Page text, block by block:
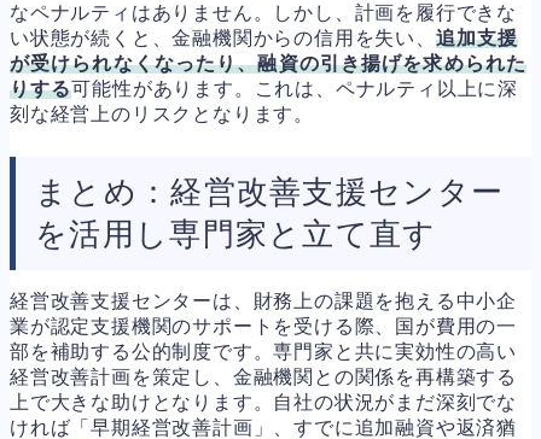
なペナルティはありません。しかし、計画を履行できな
い状態が続くと、金融機関からの信用を失い、 追加支援
が受けられなくなったり、融資の引き揚げを求められた
りする可能性があります。これは、ペナルティ以上に深
刻な経営上のリスクとなります。
まとめ：経営改善支援センター
を活用し専門家と立て直す
経営改善支援センターは、財務上の課題を抱える中小企
業が認定支援機関のサポートを受ける際、国が費用の一
部を補助する公的制度です。専門家と共に実効性の高い
経営改善計画を策定し、金融機関との関係を再構築する
上で大きな助けとなります。自社の状況がまだ深刻でな
ければ「早期経営改善計画」、すでに追加融資や返済猶